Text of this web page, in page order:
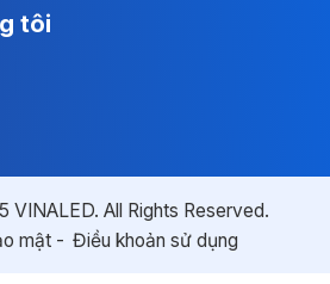
tôi
All Rights Reserved.
mật
Điều khoản sử dụng